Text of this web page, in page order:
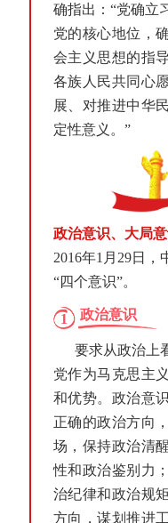
确指出：“党确立
党的核心地位，
会主义思想的指
各族人民共同心
展、对推进中华
定性意义。”
政治意识、大局
2016年1月29日
“四个意识”。
1 政治意识
要求从政治上
党作为马克思主
和优势。政治意
正确的政治方向
场，保持政治清
性和政治鉴别力
治纪律和政治规
方向，谋划推进